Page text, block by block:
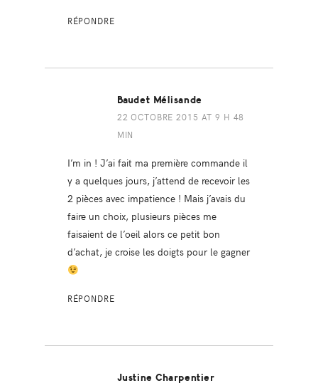
RÉPONDRE
Baudet Mélisande
22 OCTOBRE 2015 AT 9 H 48
MIN
I’m in ! J’ai fait ma première commande il
y a quelques jours, j’attend de recevoir les
2 pièces avec impatience ! Mais j’avais du
faire un choix, plusieurs pièces me
faisaient de l’oeil alors ce petit bon
d’achat, je croise les doigts pour le gagner
RÉPONDRE
Justine Charpentier